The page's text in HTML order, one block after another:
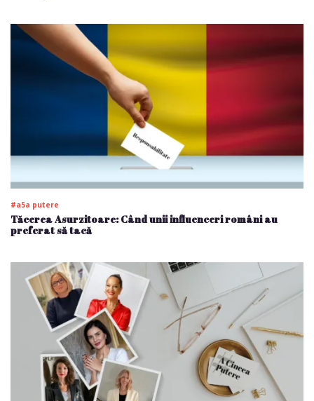
#a5a putere
Tăcerea Asurzitoare: Când unii influenceri români au
preferat să tacă